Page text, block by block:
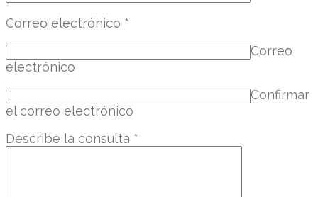
Correo electrónico *
Correo
electrónico
Confirmar
el correo electrónico
Describe la consulta *